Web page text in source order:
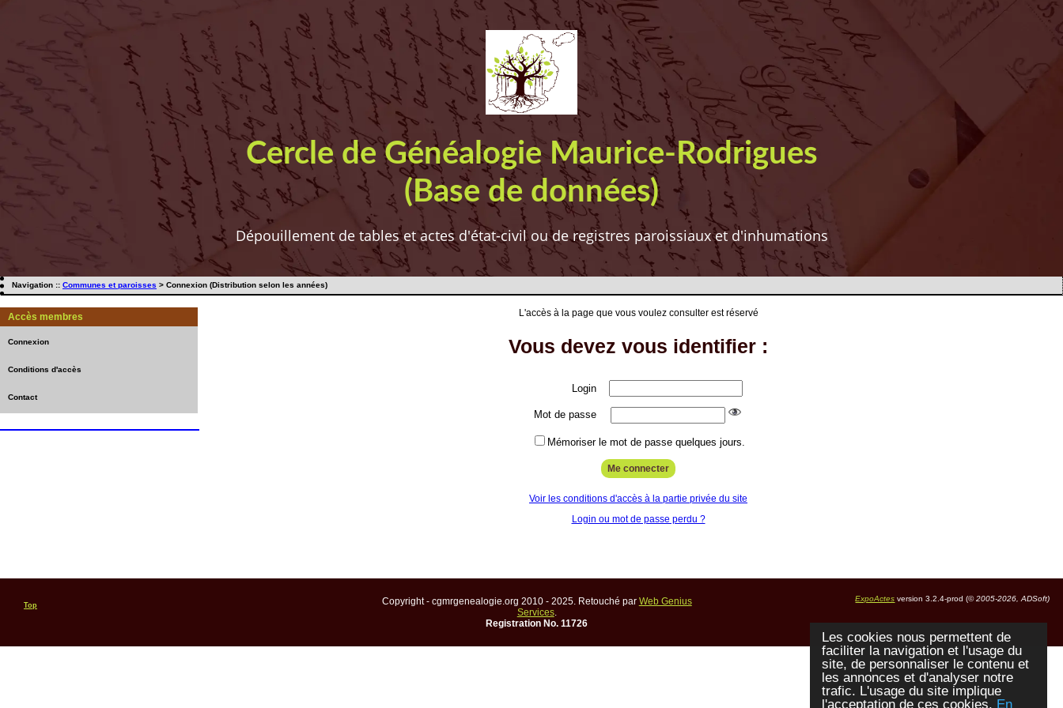
Les cookies nous permettent de
faciliter la navigation et l'usage du
site, de personnaliser le contenu et
les annonces et d'analyser notre
trafic. L'usage du site implique
l'acceptation de ces cookies. En
Cercle de Généalogie Maurice-Rodrigues
(Base de données)
Dépouillement de tables et actes d'état-civil ou de registres paroissiaux et d'inhumations
Navigation :: Communes et paroisses > Connexion (Distribution selon les années)
Accès membres
Connexion
Conditions d'accès
Contact
L'accès à la page que vous voulez consulter est réservé
Vous devez vous identifier :
Login
Mot de passe
Mémoriser le mot de passe quelques jours.
Voir les conditions d'accès à la partie privée du site
Login ou mot de passe perdu ?
Top Copyright - cgmrgenealogie.org 2010 - 2025. Retouché par Web Genius
Services.
Registration No. 11726
ExpoActes version 3.2.4-prod (©2005-2026, ADSoft)